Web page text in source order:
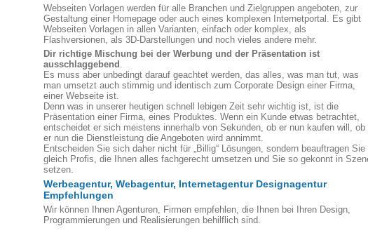
Webseiten Vorlagen werden für alle Branchen und Zielgruppen angeboten, zur
Gestaltung einer Homepage oder auch eines komplexen Internetportal. Es gibt
Webseiten Vorlagen in allen Varianten, einfach oder komplex, als
Flashversionen, als 3D-Darstellungen und noch vieles andere mehr.
Dir richtige Mischung bei der Werbung und der Präsentation ist
ausschlaggebend .
Es muss aber unbedingt darauf geachtet werden, das alles, was man tut, was
man umsetzt auch stimmig und identisch zum Corporate Design einer Firma,
einer Webseite ist.
Denn was in unserer heutigen schnell lebigen Zeit sehr wichtig ist, ist die
Präsentation einer Firma, eines Produktes. Wenn ein Kunde etwas betrachtet,
entscheidet er sich meistens innerhalb von Sekunden, ob er nun kaufen will, ob
er nun die Dienstleistung die Angeboten wird annimmt.
Entscheiden Sie sich daher nicht für „Billig“ Lösungen, sondern beauftragen Sie
gleich Profis, die Ihnen alles fachgerecht umsetzen und Sie so gekonnt in
setzen.
Werbeagentur, Webagentur, Internetagentur Designagentur
Empfehlungen
Wir können Ihnen Agenturen, Firmen empfehlen, die Ihnen bei Ihren Design,
Programmierungen und Realisierungen behilflich sind.